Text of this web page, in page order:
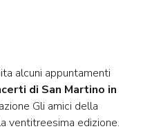
alcuni appuntamenti
di San Martino in
Gli amici della
ventitreesima edizione.